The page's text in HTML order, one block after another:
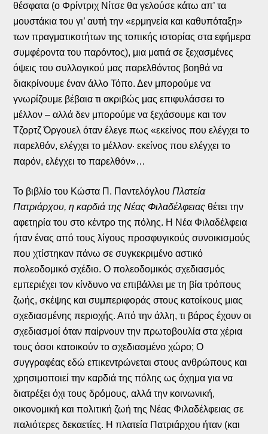
θέσφατα (ο Φρίντριχ Νίτσε θα γελούσε κάτω απ’ τα
μουστάκια του γι’ αυτή την «ερμηνεία και καθυπόταξη»
των πραγματικοτήτων της τοπικής ιστορίας στα εφήμερα
συμφέροντα του παρόντος), μια ματιά σε ξεχασμένες
όψεις του συλλογικού μας παρελθόντος βοηθά να
διακρίνουμε έναν άλλο Τόπο. Δεν μπορούμε να
γνωρίζουμε βέβαια τι ακριβώς μας επιφυλάσσει το
μέλλον – αλλά δεν μπορούμε να ξεχάσουμε και τον
Τζορτζ Όργουελ όταν έλεγε πως «εκείνος που ελέγχει το
παρελθόν, ελέγχει το μέλλον· εκείνος που ελέγχει το
παρόν, ελέγχει το παρελθόν»…
Το βιβλίο του Κώστα Π. ΠαντελόγλουΠλατεία
Πατριάρχου, η καρδιά της Νέας Φιλαδέλφειας θέτει την
αφετηρία του στο κέντρο της πόλης. Η Νέα Φιλαδέλφεια
ήταν ένας από τους λίγους προσφυγικούς συνοικισμούς
που χτίστηκαν πάνω σε συγκεκριμένο αστικό
πολεοδομικό σχέδιο. Ο πολεοδομικός σχεδιασμός
εμπεριέχει τον κίνδυνο να επιβάλλει με τη βία τρόπους
ζωής, σκέψης και συμπεριφοράς στους κατοίκους μιας
σχεδιασμένης περιοχής. Από την άλλη, τι βάρος έχουν οι
σχεδιασμοί όταν παίρνουν την πρωτοβουλία στα χέρια
τους όσοι κατοικούν το σχεδιασμένο χώρο; Ο
συγγραφέας εδώ επικεντρώνεται στους ανθρώπους και
χρησιμοποιεί την καρδιά της πόλης ως όχημα για να
διατρέξει όχι τους δρόμους, αλλά την κοινωνική,
οικονομική και πολιτική ζωή της Νέας Φιλαδέλφειας σε
παλιότερες δεκαετίες. Η πλατεία Πατριάρχου ήταν (και